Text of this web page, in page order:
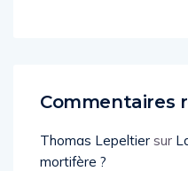
Commentaires
Thomas Lepeltier sur
mortifère ?